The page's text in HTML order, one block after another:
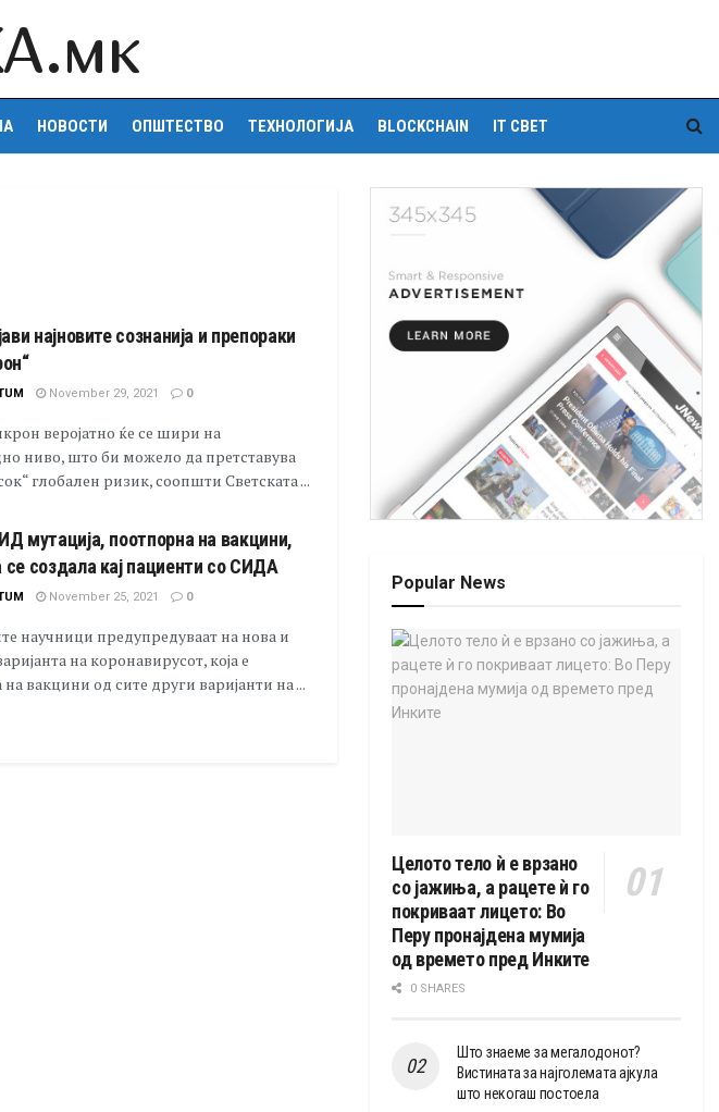
НОВОСТИ ОПШТЕСТВО ТЕХНОЛОГИЈА BLOCKCHAIN IT СВЕТ
најновите сознанија и препораки
November 29, 2021 0
веројатно ќе се шири на
ниво, што би можело да претставува
глобален ризик, соопшти Светската ...
мутација, поотпорна на вакцини,
создала кај пациенти со СИДА
November 25, 2021 0
научници предупредуваат на нова и
на коронавирусот, која е
вакцини од сите други варијанти на ...
Popular News
Целото тело ѝ е врзано
со јажиња, а рацете ѝ го
покриваат лицето: Во
Перу пронајдена мумија
од времето пред Инките
0 SHARES
Што знаеме за мегалодонот?
Вистината за најголемата ајкула
што некогаш постоела